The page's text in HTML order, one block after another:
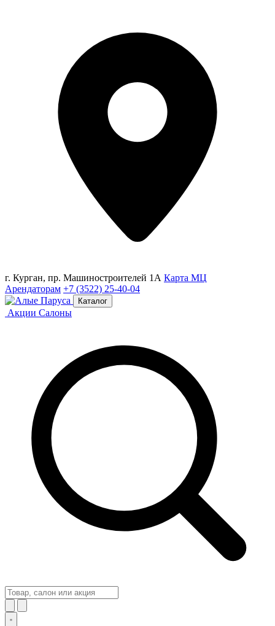
г. Курган, пр. Машиностроителей 1А Карта МЦ
Арендаторам +7 (3522) 25-40-04
Каталог
Акции Салоны